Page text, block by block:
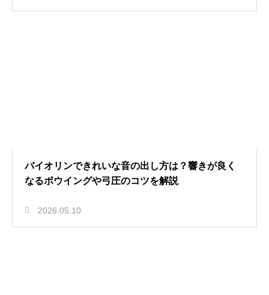
バイオリンできれいな音の出し方は？響きが良く
なるボウイングや弓圧のコツを解説
2026.05.10